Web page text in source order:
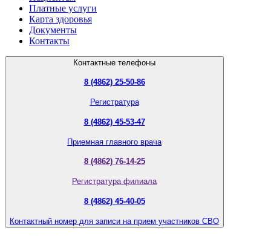
Платные услуги
Карта здоровья
Документы
Контакты
Контактные телефоны
8 (4862) 25-50-86
Регистратура
8 (4862) 45-53-47
Приемная главного врача
8 (4862) 76-14-25
Регистратура филиала
8 (4862) 45-40-05
Контактный номер для записи на прием участников СВО